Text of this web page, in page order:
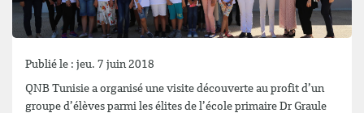
Publié le : jeu. 7 juin 2018
QNB Tunisie a organisé une visite découverte au profit d’un
groupe d’élèves parmi les élites de l’école primaire Dr Graule